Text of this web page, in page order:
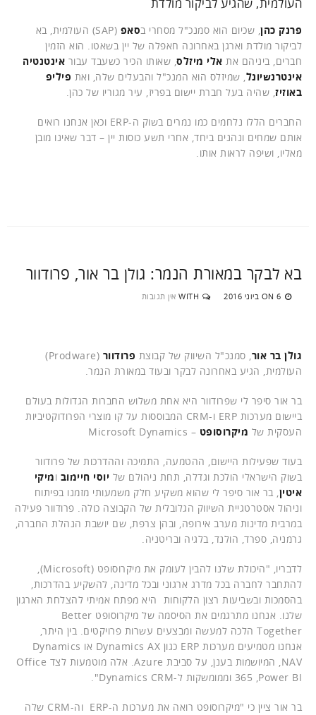
העולמית, שהגיע לביקור מולדת
פרנק כהן, שכיום הוא סמנכ"ל מסחרי בסאפ
(SAP) העולמית, בא
לביקור מולדת וארגן באחרונה חאפלה של יין בשאטו. הוא הזמין
חברים, ביניהם את אלי מיזלס, שאותו הכיר כשעבד עבור אינטנטיה
אינטרנשיונל, שמיזלס הוא המנכ"ל והבעלים שלה, ואת פיליפ
באוזיז, שהיה בעל חברת יישום בפריז, עיר מגוריו של כהן.
החברים הללו נלחמים כמו נמרים בשוק ה-ERP וכאן אנחנו רואים
אותם שמחים ונהנים ביחד, אחרי תשע כוסות יין – דבר שאינו מובן
מאליו, ושיפה לראות אותו.
בא לבקר במאורת הנמר: גולן בר אור, פרודוור
ON 6 ביוני 2016 WITH אין תגובות
גולן בר אור, סמנכ"ל השיווק של קבוצת פרודוור
(Prodware)
העולמית, הגיע באחרונה לבקר ובעוד במאורת הנמר.
בר אור סיפר לי שפרודוור היא אחת משלוש החברות הגדולות בעולם
ביישום מערכות ERP ו-CRM המבוססות על קו מוצרי הפרודוקטיביות
העסקית של מיקרוסופט – Microsoft Dynamics
בעוד שפעילות היישום, ההטמעה, התמיכה וההדרכות של פרודוור
בשוק הישראלי הולכת וגדלה, תחת ניהולם של יוסי חיימוב ומיקי
איטין, בר אור סיפר לי שהוא משקיע חלק משמעותי מזמנו בפיתוח
וניהול אסטרטגיית השיווק הגלובלית של הקבוצה כולה. פרודוור פעילה
במרבית מדינות מערב אירופה, ובהן צרפת, שם יושבת הנהלת החברה,
גרמניה, ספרד, הולנד, בלגיה ובריטניה.
לדבריו, "היכולת שלנו להבין לעומק את מיקרוסופט (Microsoft),
להתחבר לחברה בכל מדרג ארגוני ובכל מדינה, להשקיע בהדרכות,
בהסמכות ובשביעות רצון הלקוחות היא מפתח אמיתי להצלחת הארגון
שלנו. אנחנו מתרגמים את הסיסמה של מיקרוסופט Better
Together הלכה למעשה ומבצעים עשרות פרויקטים. בין היתר,
אנחנו מטמיעים מערכות ERP כגון Dynamics AX או Dynamics
NAV, המיושמות בענן, על סביבת Azure. אלה מוטמעות לצד Office
365 ,Power BI וממומשקות ל-Dynamics CRM".
בר אור ציין כי "מיקרוסופט רואה את מערכות ה-ERP וה-CRM שלה